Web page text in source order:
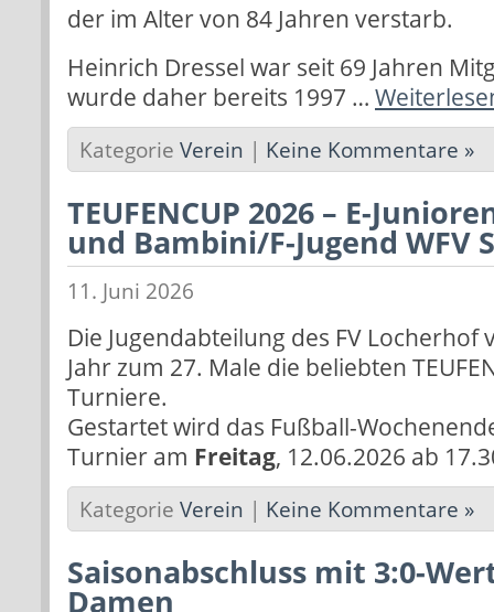
der im Alter von 84 Jahren verstarb.
Heinrich Dressel war seit 69 Jahren
wurde daher bereits 1997 …
Kategorie Verein | Keine Kommentare »
TEUFENCUP 2026 – E-
und Bambini/F-Jugend WFV
11. Juni 2026
Die Jugendabteilung des FV
Jahr zum 27. Male die beliebten
Turniere.
Gestartet wird das Fußball-
Turnier am Freitag, 12.06.2026 ab
Kategorie Verein | Keine Kommentare »
Saisonabschluss mit 3:0-
Damen